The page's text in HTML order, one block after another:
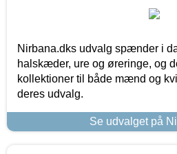
Nirbana.dks udvalg spænder i
halskæder, ure og øreringe, og
kollektioner til både mænd og
deres udvalg.
Se udvalget på